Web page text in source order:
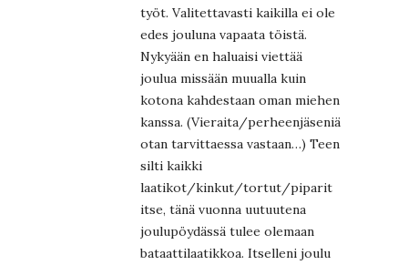
työt. Valitettavasti kaikilla ei ole
edes jouluna vapaata töistä.
Nykyään en haluaisi viettää
joulua missään muualla kuin
kotona kahdestaan oman miehen
kanssa. (Vieraita/perheenjäseniä
otan tarvittaessa vastaan…) Teen
silti kaikki
laatikot/kinkut/tortut/piparit
itse, tänä vuonna uutuutena
joulupöydässä tulee olemaan
bataattilaatikkoa. Itselleni joulu